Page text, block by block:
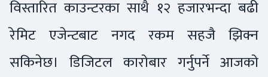
विस्तारित काउन्टरका साथै १२ हजारभन्दा बढी
रेमिट एजेन्टबाट नगद रकम सहजै झिक्न
सकिनेछ। डिजिटल कारोबार गर्नुपर्ने आजको